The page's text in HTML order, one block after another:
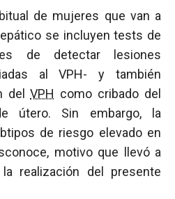
de mujeres que van a
se incluyen tests de
de detectar lesiones
al VPH- y también
delVPH como cribado del
útero. Sin embargo, la
de riesgo elevado en
motivo que llevó a
realización del presente